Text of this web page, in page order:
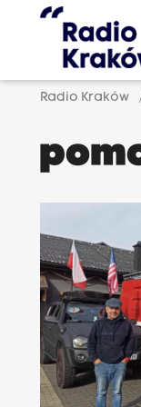
Radio Kraków